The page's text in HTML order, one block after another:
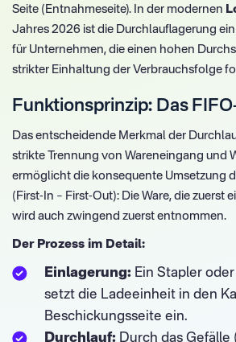
Seite (Entnahmeseite). In der modernen
Jahres 2026 ist die Durchlauflagerung
für Unternehmen, die einen hohen
strikter Einhaltung der Verbrauchsfolge
Funktionsprinzip: Das
Das entscheidende Merkmal der
strikte Trennung von Wareneingang und
ermöglicht die konsequente Umsetzung
(First-In – First-Out): Die Ware, die zuerst
wird auch zwingend zuerst entnommen.
Der Prozess im Detail:
Einlagerung: Ein Stapler
setzt die Ladeeinheit in den
Beschickungsseite ein.
Durchlauf: Durch das Gefälle